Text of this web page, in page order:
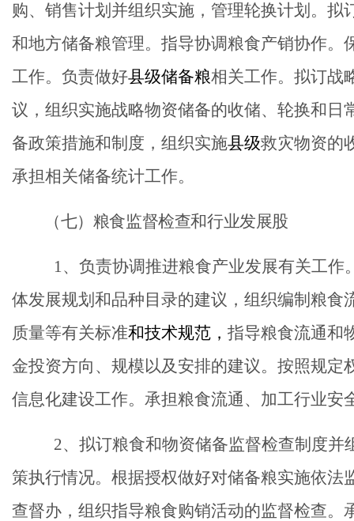
购、销售计划并组织实施，管理轮换计划。
和地方储备粮管理。指导协调粮食产销协作
工作。负责做好县级储备粮相关工作。拟订战
议，组织实施战略物资储备的收储、轮换和
备政策措施和制度，组织实施县级救灾物资的
承担相关储备统计工作。
（七）粮食监督检查和行业发展股
1、负责协调推进粮食产业发展有关工
体发展规划和品种目录的建议，组织编制粮
质量等有关标准和技术规范 ， 指导粮食流通和
金投资方向、规模以及安排的建议。按照规
信息化建设工作。承担粮食流通、加工行业
2、拟订粮食和物资储备监督检查制度
策执行情况。根据授权做好对储备粮实施依
查督办，组织指导粮食购销活动的监督检查